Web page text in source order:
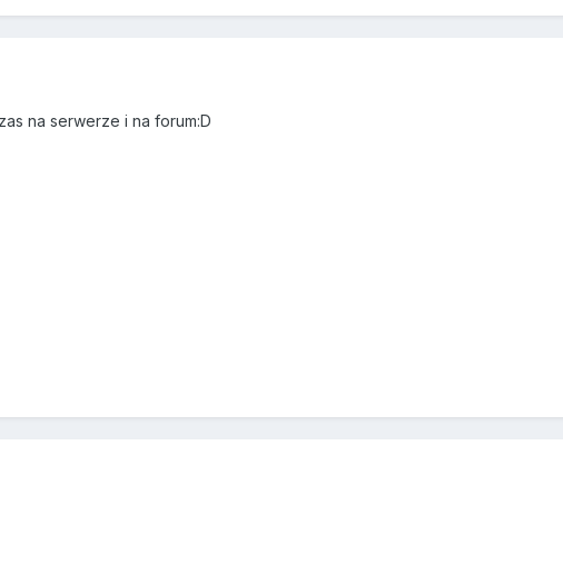
na serwerze i na forum:D